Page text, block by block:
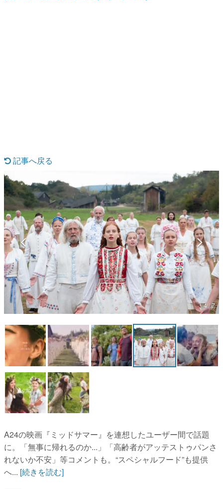
『うつヌケ』『ペンと箸』等で知られるマンガ家・田中圭
一先生によるゲーム業界レポートマンガです。
なんでゲームは面白い？
ゲーム開発者・hamatsu氏がゲームの魅力を画面や操作の
具体的な形から解き明かしていく、硬派で骨太な評論連載
です。
ゲームが変えた日本語
「経験値」「裏技」「ラスボス」… ゲームにまつわる言葉
の起源や用法の変遷を、コンピューター文化史研究家・タ
イニーP氏が徹底調査。
カテゴリ
特集記事
マンガ
女性向け
アプリレビュー
その他
電ファミニコゲーマーとは？
運営：株式会社マレ
記事へ戻る
4 / 7
A24の映画『ミッドサマー』を連想したユーザー間で話題
に。「無事に帰れるのか...」「高齢者がアッテストゥパンさ
れないか不安」等コメントも。“スペシャルフード”も提供
へ... [続きを読む]